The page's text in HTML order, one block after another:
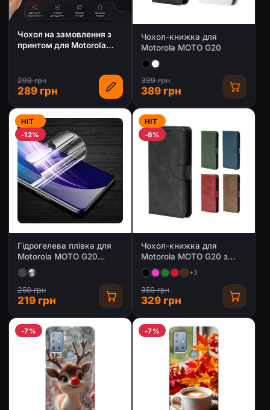
Чохол на замовлення з
принтом для Motorola
299 грн
289 грн
Чохол-книжка для
Motorola MOTO G20
399 грн
389 грн
HIT
-12%
Гідрогелева плівка для
Motorola MOTO G20
(Глянцева / Матова)
250 грн
219 грн
HIT
-6%
Чохол-книжка для
Motorola MOTO G20 з
магнітною застібкою
+3
350 грн
329 грн
-7% -7%